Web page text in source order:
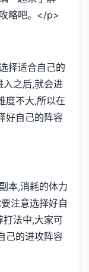
略吧。</p>
择适合自己的
入之后,就会进
度不大,所以在
好自己的阵容
本,消耗的体力
注意选择好自
打法中,大家可
己的进攻阵容